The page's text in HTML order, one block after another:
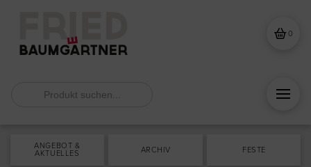
0
ANGEBOT &
AKTUELLES ARCHIV FESTE